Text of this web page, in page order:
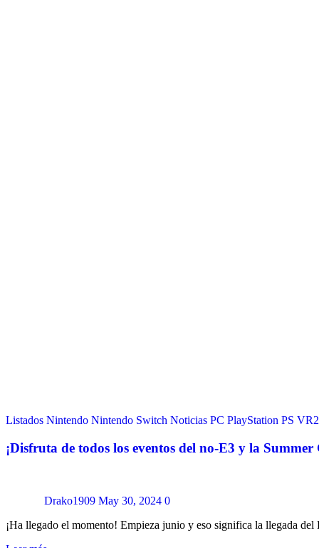
Listados Nintendo Nintendo Switch Noticias PC PlayStation PS VR2
¡Disfruta de todos los eventos del no-E3 y la
Drako1909 May 30, 2024 0
¡Ha llegado el momento! Empieza junio y eso significa la llegada